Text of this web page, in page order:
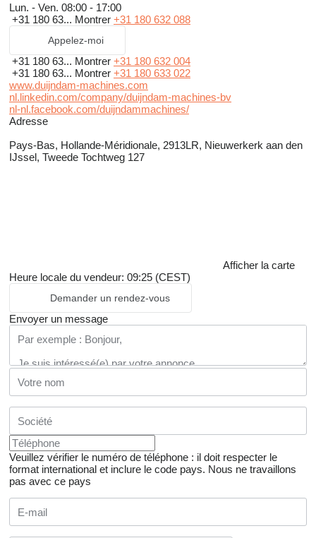
Lun. - Ven. 08:00 - 17:00
+31 180 63... Montrer +31 180 632 088
Appelez-moi
+31 180 63... Montrer +31 180 632 004
+31 180 63... Montrer +31 180 633 022
www.duijndam-machines.com
nl.linkedin.com/company/duijndam-machines-bv
nl-nl.facebook.com/duijndammachines/
Adresse
Pays-Bas, Hollande-Méridionale, 2913LR, Nieuwerkerk aan den
IJssel, Tweede Tochtweg 127
Afficher la carte
Heure locale du vendeur: 09:25 (CEST)
Demander un rendez-vous
Envoyer un message
Veuillez vérifier le numéro de téléphone : il doit respecter le
format international et inclure le code pays. Nous ne travaillons
pas avec ce pays